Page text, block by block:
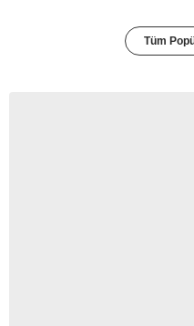
Tüm